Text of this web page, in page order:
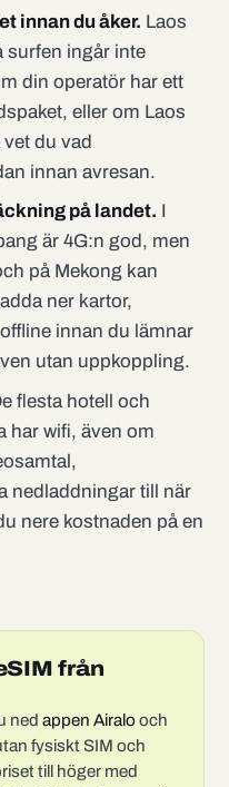
innan du åker. Laos
surfen ingår inte
din operatör har ett
eller om Laos
vet du vad
innan avresan.
på landet. I
är 4G:n god, men
på Mekong kan
ner kartor,
innan du lämnar
utan uppkoppling.
flesta hotell och
har wifi, även om
nedladdningar till när
nere kostnaden på en
från
nedappen Airalo och
fysiskt SIM och
till höger med